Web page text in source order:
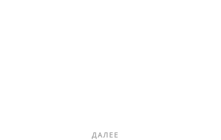
ДАЛЕЕ